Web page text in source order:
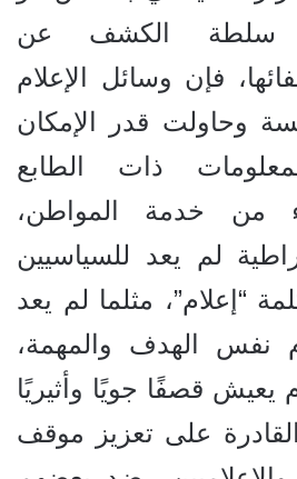
سلطة الكشف عن
فإن وسائل الإعلام
وحاولت قدر الإمكان
ذات الطابع
من خدمة المواطن،
لم يعد للسياسيين
“إعلام”، مثلما لم يعد
نفس الهدف والمهمة،
يعيش قصفًا جويًا وأثيريًا
القادرة على تعزيز موقف